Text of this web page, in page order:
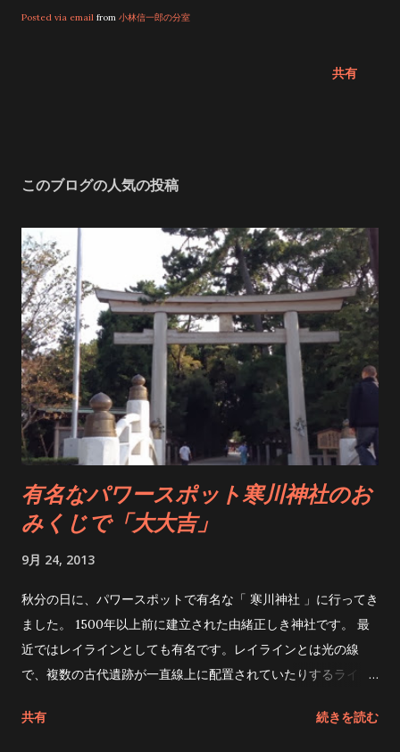
心を洗われた後、いよいよ天岩戸神社へ。 天岩戸神社西本宮の
な場所なんだそうです。 この天岩戸、西本宮の拝殿の裏手、岩
きました。 西本宮で正式参拝を済ませた後、神職さんの案内で
いほどの圧倒的なパワー！ 神聖な空気に包まれ、まるで全身に
エネルギーが流れ込んでくるようでした。 岩戸からは、言葉で
は表現できないほどの強い波動を感じます。 天岩戸は、遥拝所
からでも30メートルほど離れているのですが、距離を感じさせ
ないほどの力強さ。 こんなにも強いパワーを感じたのは初めて
かもしれません。 天孫降臨の地、高千穂。...
Posted via email from 小林信一郎の分室
共有
このブログの人気の投稿
有名なパワースポット寒川神社のお
みくじで「大大吉」
9月 24, 2013
秋分の日に、パワースポットで有名な「 寒川神社 」に行ってき
ました。 1500年以上前に建立された由緒正しき神社です。 最
近ではレイラインとしても有名です。レイラインとは光の線
で、複数の古代遺跡が一直線上に配置されていたりするライン
士山 元伊勢神社 出雲大社 伊吹山 が一直線上に並ぶと言われて
共有 続きを読む